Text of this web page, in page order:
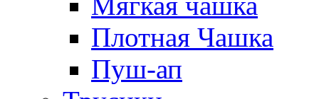
Плотная Чашка
Пуш-ап